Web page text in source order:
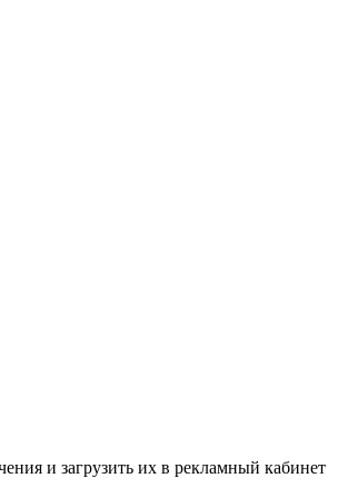
и загрузить их в рекламный кабинет